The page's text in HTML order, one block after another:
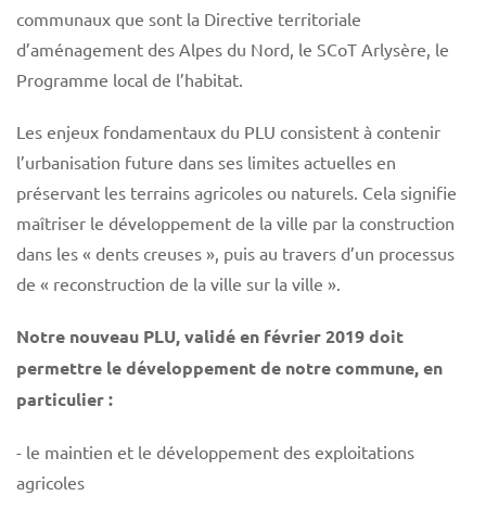
communaux que sont la Directive territoriale
d’aménagement des Alpes du Nord, le SCoT Arlysère, le
Programme local de l’habitat.
Les enjeux fondamentaux du PLU consistent à contenir
l’urbanisation future dans ses limites actuelles en
préservant les terrains agricoles ou naturels. Cela signifie
maîtriser le développement de la ville par la construction
dans les « dents creuses », puis au travers d’un processus
de « reconstruction de la ville sur la ville ».
Notre nouveau PLU, validé en février 2019 doit
permettre le développement de notre commune, en
particulier :
- le maintien et le développement des exploitations
agricoles